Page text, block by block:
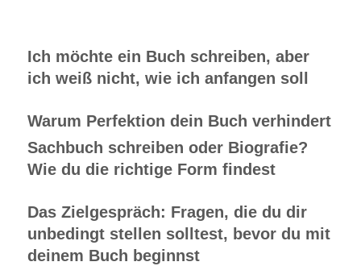
Ich möchte ein Buch schreiben, aber
ich weiß nicht, wie ich anfangen soll
Warum Perfektion dein Buch verhindert
Sachbuch schreiben oder Biografie?
Wie du die richtige Form findest
Das Zielgespräch: Fragen, die du dir
unbedingt stellen solltest, bevor du mit
deinem Buch beginnst